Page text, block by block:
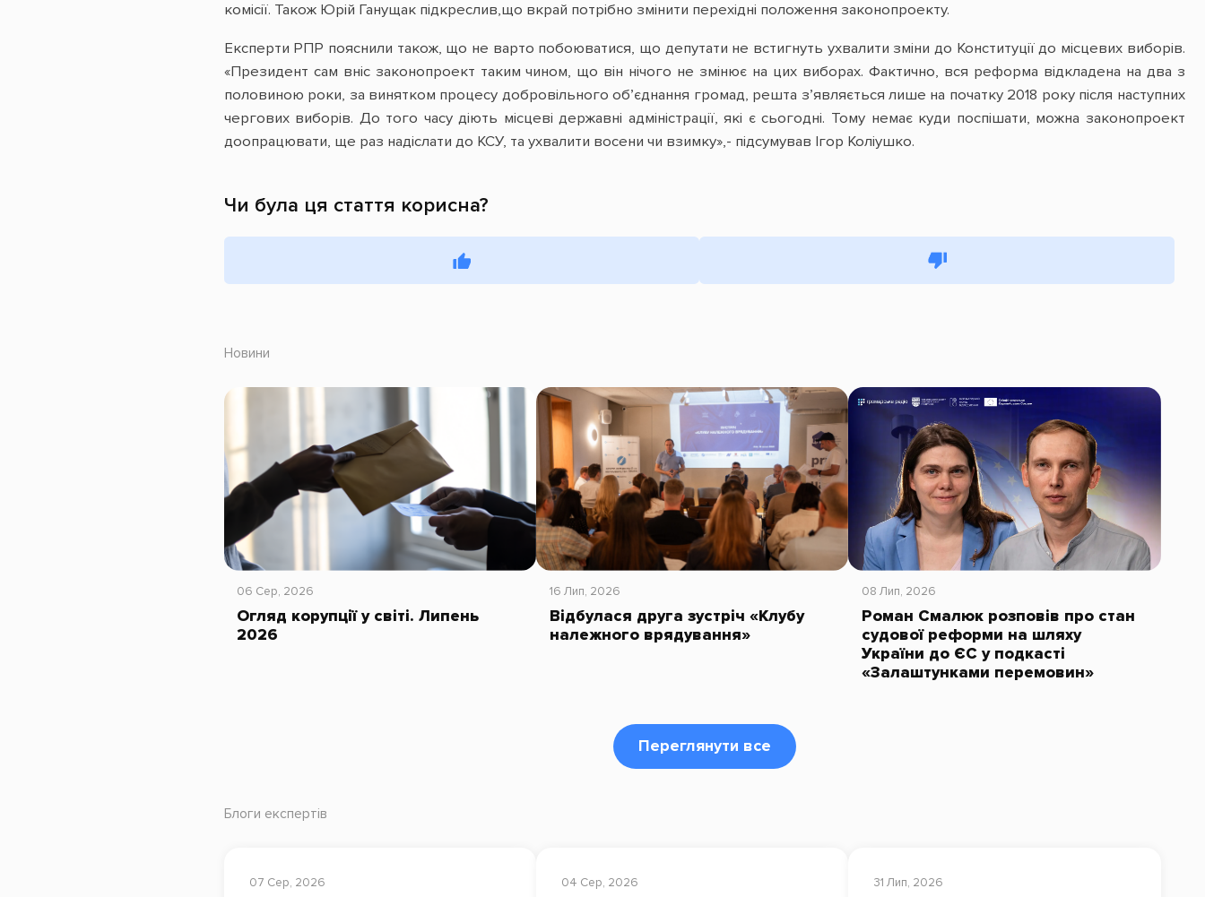
комісії. Також Юрій Ганущак підкреслив,що вкрай потрібно змінити перехідні положення законопроекту.
Експерти РПР пояснили також, що не варто побоюватися, що депутати не встигнуть ухвалити зміни до Конституції до місцевих виборів.
«Президент сам вніс законопроект таким чином, що він нічого не змінює на цих виборах. Фактично, вся реформа відкладена на два з
половиною роки, за винятком процесу добровільного об’єднання громад, решта з’являється лише на початку 2018 року після наступних
чергових виборів. До того часу діють місцеві державні адміністрації, які є сьогодні. Тому немає куди поспішати, можна законопроект
доопрацювати, ще раз надіслати до КСУ, та ухвалити восени чи взимку»,- підсумував Ігор Коліушко.
Чи була ця стаття корисна?
Новини
06 Сер, 2026
Огляд корупції у світі. Липень
2026
16 Лип, 2026
Відбулася друга зустріч «Клубу
належного врядування»
08 Лип, 2026
Роман Смалюк розповів про стан
судової реформи на шляху
України до ЄС у подкасті
«Залаштунками перемовин»
Переглянути все
Блоги експертів
07 Сер, 2026 04 Сер, 2026 31 Лип, 2026